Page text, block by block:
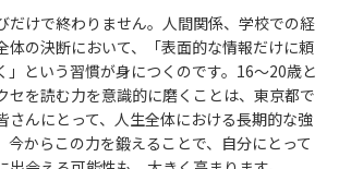
だけで終わりません。人間関係、学校での経
体の決断において、「表面的な情報だけに頼
」という習慣が身につくのです。16～20歳と
セを読む力を意識的に磨くことは、東京都で
さんにとって、人生全体における長期的な強
今からこの力を鍛えることで、自分にとって